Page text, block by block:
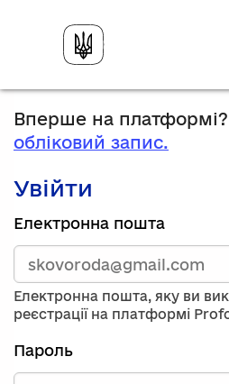
Вперше на платформі?
обліковий запис.
Увійти
Зареєструйтесь,
використавши
електронну
адресу
та
пароль.
Якщо
вас
немає
Електронна пошта
Електронна пошта, яку ви
реєстрації на платформі
Пароль